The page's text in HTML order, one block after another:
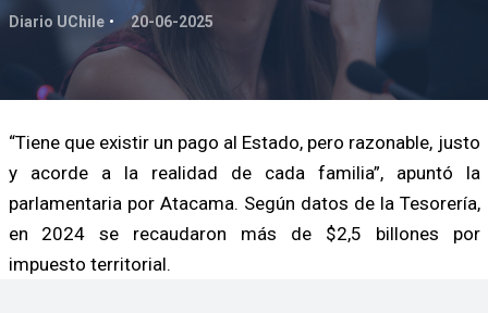
Diario UChile 20-06-2025
“Tiene que existir un pago al Estado, pero razonable, justo
y acorde a la realidad de cada familia”, apuntó la
parlamentaria por Atacama. Según datos de la Tesorería,
en 2024 se recaudaron más de $2,5 billones por
impuesto territorial.